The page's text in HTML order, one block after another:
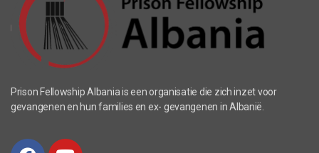
Prison Fellowship Albania is een organisatie die zich inzet voor
gevangenen en hun families en ex- gevangenen in Albanië.